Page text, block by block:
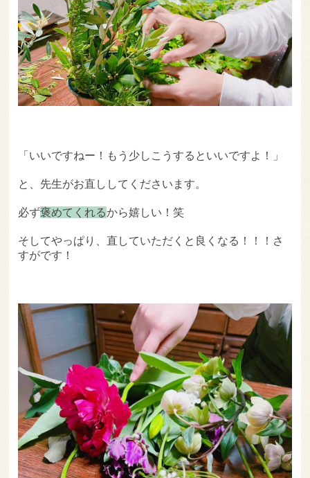
「いいですねー！もう少しこうするといいですよ！」
と、先生がお直ししてくださいます。
必ず褒めてくれるから嬉しい！笑
そしてやっぱり、直していただくと良くなる！！！さ
すがです！